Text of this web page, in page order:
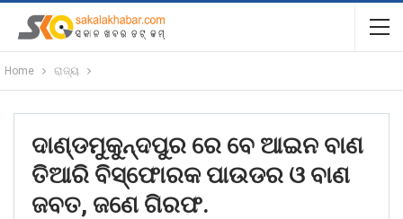
Home ରାଜ୍ୟ
ଦାଣ୍ଡମୁକୁନ୍ଦପୁର ରେ ବେ ଆଇନ ବାଣ
ତିଆରି ବିସ୍ଫୋରକ ପାଉଡର ଓ ବାଣ
ଜବତ, ଜଣେ ଗିରଫ.